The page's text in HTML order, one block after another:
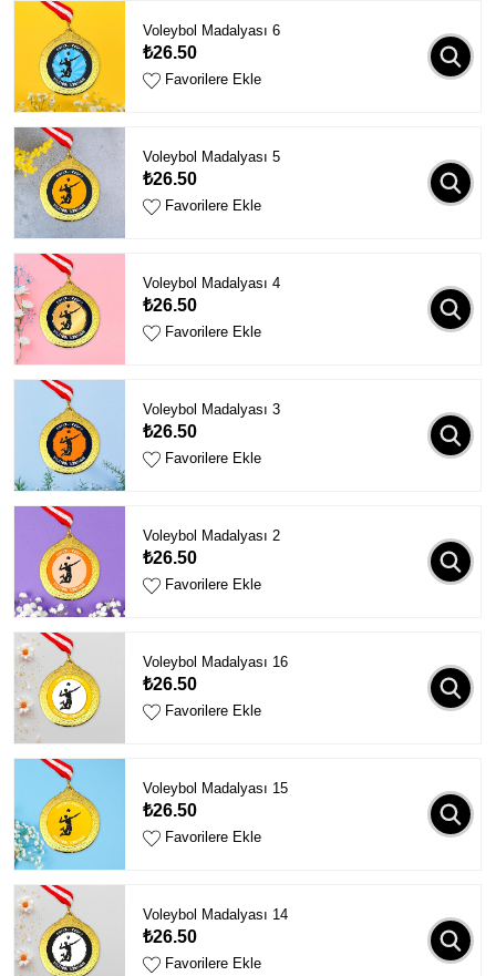
Voleybol Madalyası 6
₺26.50
Favorilere Ekle
Voleybol Madalyası 5
₺26.50
Favorilere Ekle
Voleybol Madalyası 4
₺26.50
Favorilere Ekle
Voleybol Madalyası 3
₺26.50
Favorilere Ekle
Voleybol Madalyası 2
₺26.50
Favorilere Ekle
Voleybol Madalyası 16
₺26.50
Favorilere Ekle
Voleybol Madalyası 15
₺26.50
Favorilere Ekle
Voleybol Madalyası 14
₺26.50
Favorilere Ekle